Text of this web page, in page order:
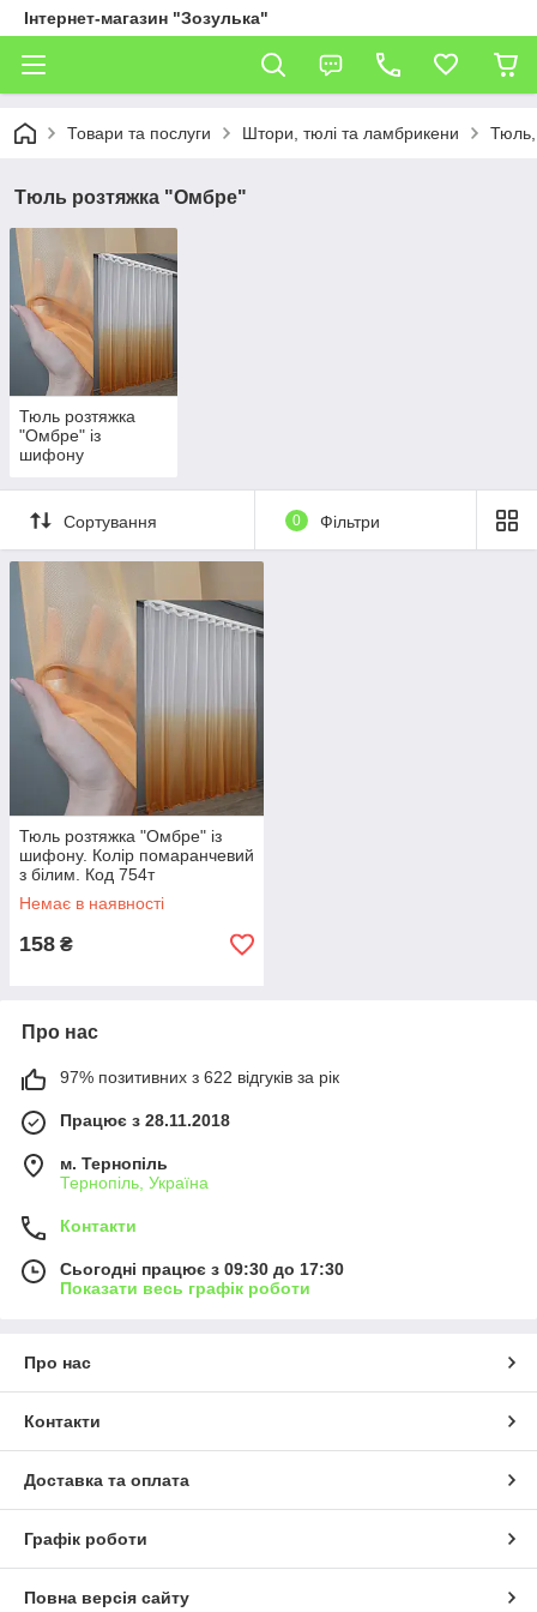
Інтернет-магазин "Зозулька"
Товари та послуги Штори, тюлі та ламбрикени Тюль,
Тюль розтяжка "Омбре"
Тюль розтяжка
"Омбре" із
шифону
Сортування 0 Фільтри
Тюль розтяжка "Омбре" із
шифону. Колір помаранчевий
з білим. Код 754т
Немає в наявності
158 ₴
Про нас
97% позитивних з 622 відгуків за рік
Працює з 28.11.2018
м. Тернопіль
Тернопіль, Україна
Контакти
Сьогодні працює з 09:30 до 17:30
Показати весь графік роботи
Про нас
Контакти
Доставка та оплата
Графік роботи
Повна версія сайту